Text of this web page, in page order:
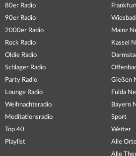
80er Radio
90er Radio
2000er Radio
Rock Radio
Oldie Radio
Schlager Radio
Party Radio
Lounge Radio
Weihnachtsradio
Meditationsradio
Top 40
Playlist
Mainz
Kassel
Gießen
Fulda
Bayern
Sport
Wetter
Alle
Alle